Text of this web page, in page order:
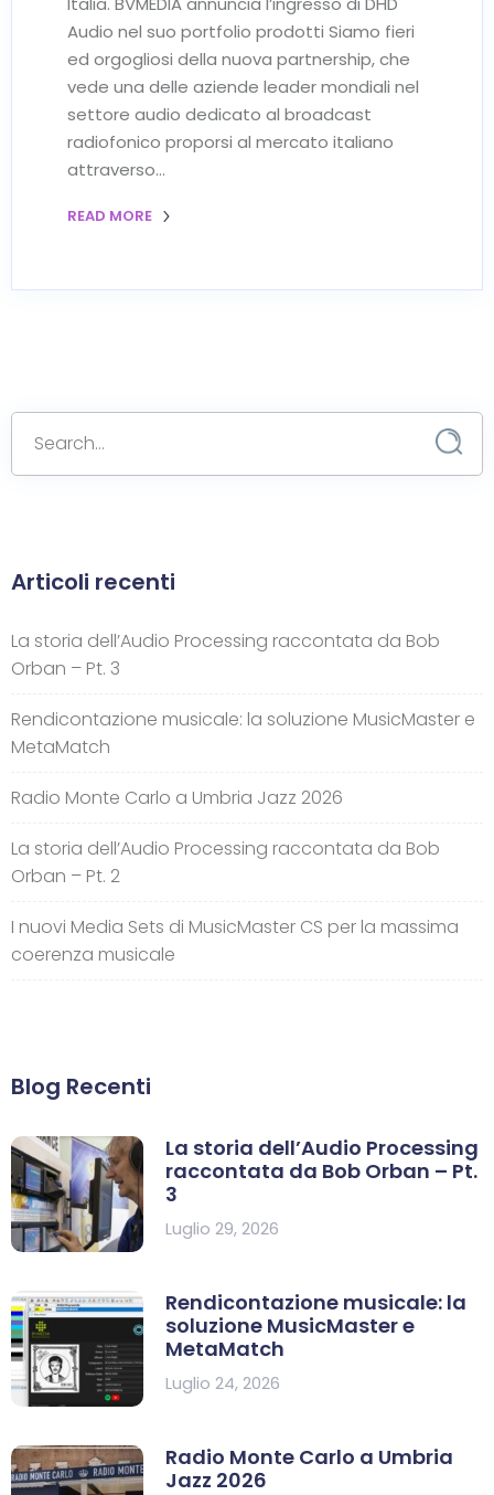
Audio nel suo portfolio prodotti Siamo fieri
ed orgogliosi della nuova partnership, che
vede una delle aziende leader mondiali nel
settore audio dedicato al broadcast
radiofonico proporsi al mercato italiano
attraverso…
READ MORE
Articoli recenti
La storia dell’Audio Processing raccontata da Bob
Orban – Pt. 3
Rendicontazione musicale: la soluzione MusicMaster e
MetaMatch
Radio Monte Carlo a Umbria Jazz 2026
La storia dell’Audio Processing raccontata da Bob
Orban – Pt. 2
I nuovi Media Sets di MusicMaster CS per la massima
coerenza musicale
Blog Recenti
La storia dell’Audio Processing
raccontata da Bob Orban – Pt.
3
Luglio 29, 2026
Rendicontazione musicale: la
soluzione MusicMaster e
MetaMatch
Luglio 24, 2026
Radio Monte Carlo a Umbria
Jazz 2026